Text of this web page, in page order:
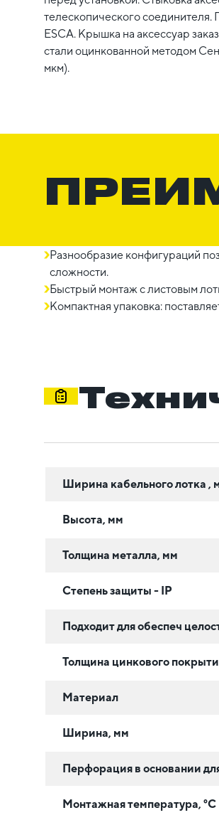
телескопического соединителя.
ESCA. Крышка на аксессуар
стали оцинкованной методом
мкм).
Разнообразие конфигураций
сложности.
Быстрый монтаж с листовым
Компактная упаковка:
Ширина кабельного лотка ,
Высота, мм
Толщина металла, мм
Степень защиты - IP
Подходит для обеспеч
Толщина цинкового
Материал
Ширина, мм
Перфорация в основании
Монтажная температура, °C